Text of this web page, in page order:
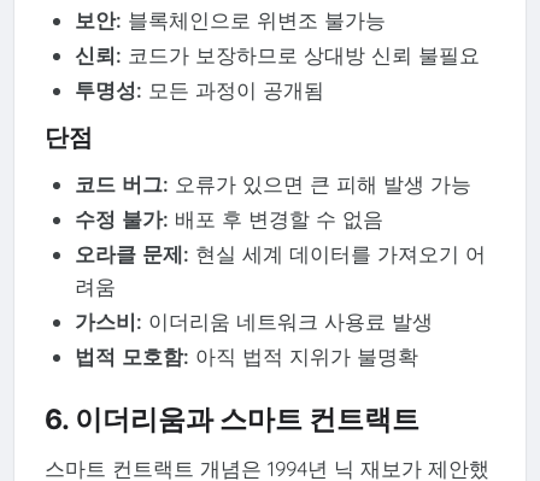
보안: 블록체인으로 위변조 불가능
신뢰: 코드가 보장하므로 상대방 신뢰 불필요
투명성: 모든 과정이 공개됨
단점
코드 버그: 오류가 있으면 큰 피해 발생 가능
수정 불가: 배포 후 변경할 수 없음
오라클 문제: 현실 세계 데이터를 가져오기 어
려움
가스비: 이더리움 네트워크 사용료 발생
법적 모호함: 아직 법적 지위가 불명확
6. 이더리움과 스마트 컨트랙트
스마트 컨트랙트 개념은 1994년 닉 재보가 제안했